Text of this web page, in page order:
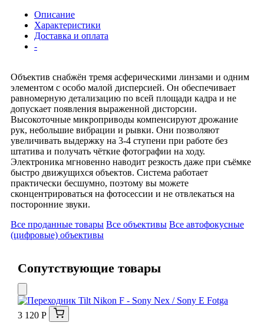
Описание
Характеристики
Доставка и оплата
-
Объектив снабжён тремя асферическими линзами и одним
элементом с особо малой дисперсией. Он обеспечивает
равномерную детализацию по всей площади кадра и не
допускает появления выраженной дисторсии.
Высокоточные микроприводы компенсируют дрожание
рук, небольшие вибрации и рывки. Они позволяют
увеличивать выдержку на 3-4 ступени при работе без
штатива и получать чёткие фотографии на ходу.
Электроника мгновенно наводит резкость даже при съёмке
быстро движущихся объектов. Система работает
практически бесшумно, поэтому вы можете
сконцентрироваться на фотосессии и не отвлекаться на
посторонние звуки.
Все проданные товары Все объективы Все автофокусные
(цифровые) объективы
Сопутствующие товары
3 120 Р